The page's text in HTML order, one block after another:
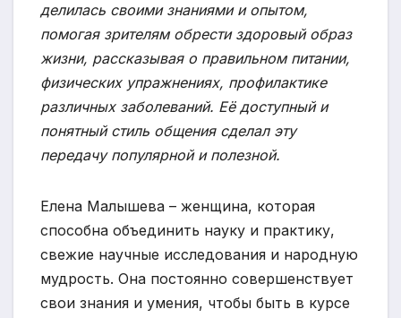
делилась своими знаниями и опытом,
помогая зрителям обрести здоровый образ
жизни, рассказывая о правильном питании,
физических упражнениях, профилактике
различных заболеваний. Её доступный и
понятный стиль общения сделал эту
передачу популярной и полезной.
Елена Малышева – женщина, которая
способна объединить науку и практику,
свежие научные исследования и народную
мудрость. Она постоянно совершенствует
свои знания и умения, чтобы быть в курсе